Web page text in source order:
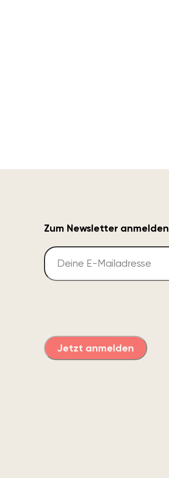
Zum Newsletter anmelden
Jetzt anmelden